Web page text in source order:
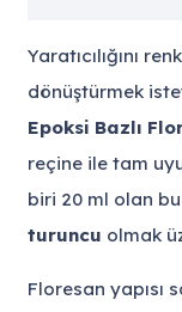
Yaratıcılığını
dönüştürmek
Epoksi Bazlı
reçine ile tam
biri 20 ml olan
turuncu olmak
Floresan yapısı